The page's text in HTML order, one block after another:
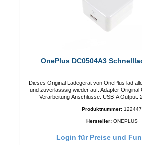
OnePlus DC0504A3
Dieses Original Ladegerät von OnePlus läd
und zuverlässsig wieder auf. Adapter Original OnePlus Hochwertige
Verarbeitung Anschlüsse: USB-A
Produktnummer: 122447
Hersteller: ONEPLUS
Login für Preise und